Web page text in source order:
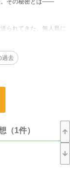
。その秘密とは――
られてきた、無人島に
咲陽子はもう既にこの
れとも自分の他に陽子
月だけは招待主の思惑
あったからだ。
な流月を嘲笑うかのよ
騙ったのは誰か？
過去
（1件）